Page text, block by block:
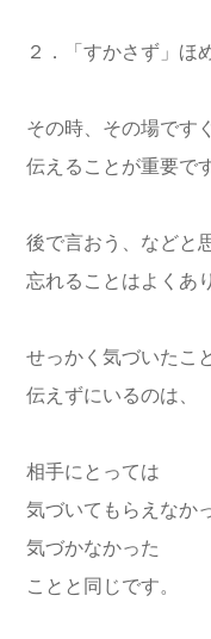
２．「すかさず」ほ
その時、その場です
伝えることが重要です
後で言おう、などと
忘れることはよくあ
せっかく気づいたこ
伝えずにいるのは、
相手にとっては
気づいてもらえなか
気づかなかった
ことと同じです。